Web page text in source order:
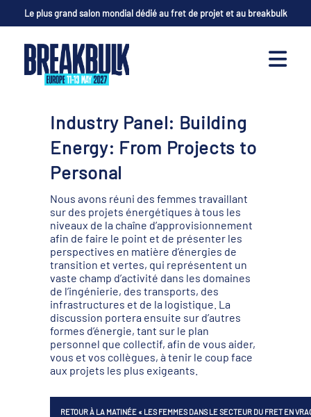
Le plus grand salon mondial dédié au fret de projet et au breakbulk
Industry Panel: Building
Energy: From Projects to
Personal
Nous avons réuni des femmes travaillant
sur des projets énergétiques à tous les
niveaux de la chaîne d’approvisionnement
afin de faire le point et de présenter les
perspectives en matière d’énergies de
transition et vertes, qui représentent un
vaste champ d’activité dans les domaines
de l’ingénierie, des transports, des
infrastructures et de la logistique. La
discussion portera ensuite sur d’autres
formes d’énergie, tant sur le plan
personnel que collectif, afin de vous aider,
vous et vos collègues, à tenir le coup face
aux projets les plus exigeants.
RETOUR À LA MATINÉE « LES FEMMES DANS LE SECTEUR DU FRET EN